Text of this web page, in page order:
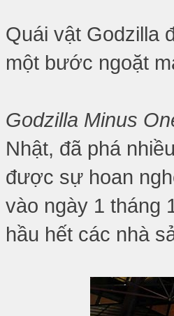
Quái vật Godzilla
một bước ngoặt
Godzilla Minus
Nhật, đã phá
được sự hoan
vào ngày 1 tháng
hầu hết các nhà